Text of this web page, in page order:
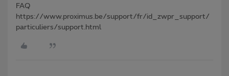
FAQ
https://www.proximus.be/support/fr/id_zwpr_support/
particuliers/support.html